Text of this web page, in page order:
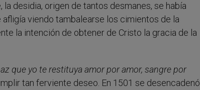
desidia, origen de tantos desmanes, se había
viendo tambalearse los cimientos de la
la intención de obtener de Cristo la gracia de la
que yo te restituya amor por amor, sangre por
tan ferviente deseo. En 1501 se desencadenó